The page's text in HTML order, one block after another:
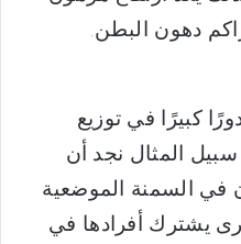
دهون البطن.
كبيرًا في توزيع
المثال نجد أن
في السمنة الموضعية
يشترك أفرادها في